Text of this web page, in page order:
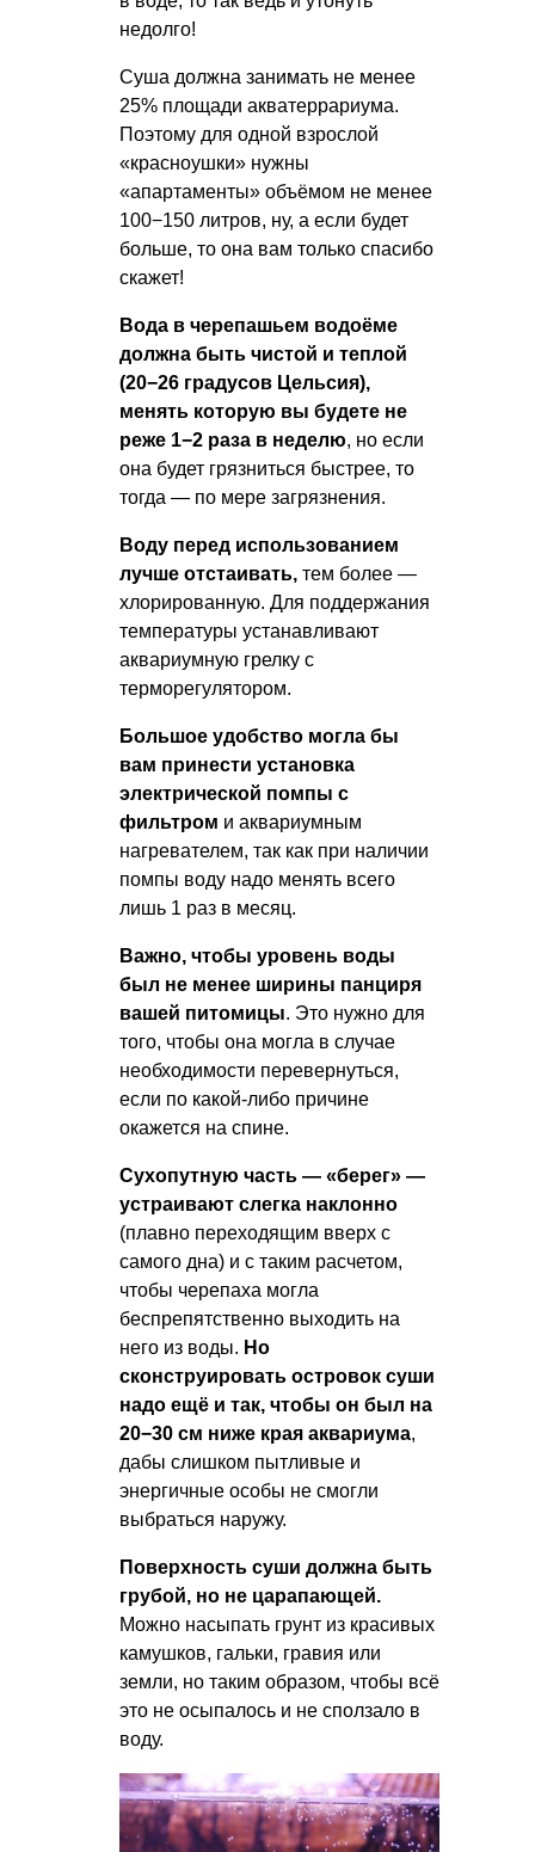
недолго!
Суша должна занимать не менее
25% площади акватеррариума.
Поэтому для одной взрослой
«красноушки» нужны
«апартаменты» объёмом не менее
100−150 литров, ну, а если будет
больше, то она вам только спасибо
скажет!
Вода в черепашьем водоёме
должна быть чистой и теплой
(20−26 градусов Цельсия),
менять которую вы будете не
реже 1−2 раза в неделю, но если
она будет грязниться быстрее, то
тогда — по мере загрязнения.
Воду перед использованием
лучше отстаивать, тем более —
хлорированную. Для поддержания
температуры устанавливают
аквариумную грелку с
терморегулятором.
Большое удобство могла бы
вам принести установка
электрической помпы с
фильтром и аквариумным
нагревателем, так как при наличии
помпы воду надо менять всего
лишь 1 раз в месяц.
Важно, чтобы уровень воды
был не менее ширины панциря
вашей питомицы. Это нужно для
того, чтобы она могла в случае
необходимости перевернуться,
если по какой-либо причине
окажется на спине.
Сухопутную часть — «берег» —
устраивают слегка наклонно
(плавно переходящим вверх с
самого дна) и с таким расчетом,
чтобы черепаха могла
беспрепятственно выходить на
него из воды. Но
сконструировать островок суши
надо ещё и так, чтобы он был на
20−30 см ниже края аквариума,
дабы слишком пытливые и
энергичные особы не смогли
выбраться наружу.
Поверхность суши должна быть
грубой, но не царапающей.
Можно насыпать грунт из красивых
камушков, гальки, гравия или
земли, но таким образом, чтобы всё
это не осыпалось и не сползало в
воду.